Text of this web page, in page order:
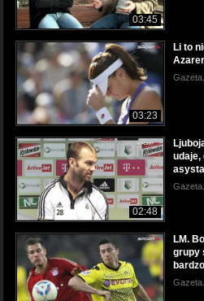
03:45
03:23
Li to
02:48
udaje,
asysta
LM.
grupy